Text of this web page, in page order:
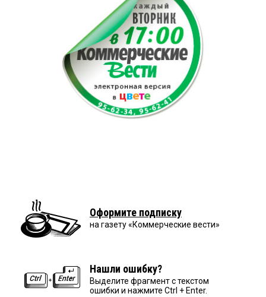
Оформите подписку
на газету «Коммерческие вести»
Нашли ошибку?
Выделите фрагмент с текстом
ошибки и нажмите Ctrl + Enter.